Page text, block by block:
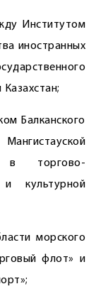
Институтом
иностранных
Балканского
в торгово-
и культурной
морского
флот» и